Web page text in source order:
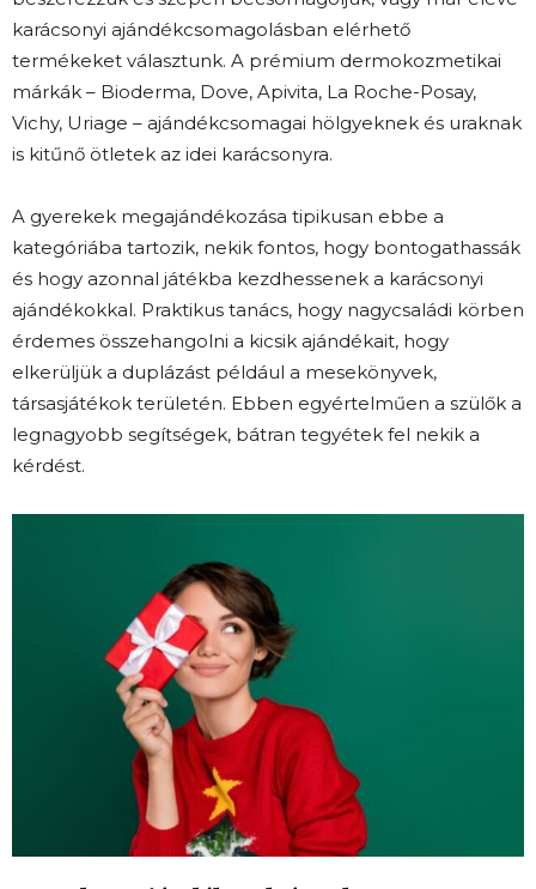
karácsonyi ajándékcsomagolásban elérhető
termékeket választunk. A prémium dermokozmetikai
márkák – Bioderma, Dove, Apivita, La Roche-Posay,
Vichy, Uriage – ajándékcsomagai hölgyeknek és uraknak
is kitűnő ötletek az idei karácsonyra.
A gyerekek megajándékozása tipikusan ebbe a
kategóriába tartozik, nekik fontos, hogy bontogathassák
és hogy azonnal játékba kezdhessenek a karácsonyi
ajándékokkal. Praktikus tanács, hogy nagycsaládi körben
érdemes összehangolni a kicsik ajándékait, hogy
elkerüljük a duplázást például a mesekönyvek,
társasjátékok területén. Ebben egyértelműen a szülők a
legnagyobb segítségek, bátran tegyétek fel nekik a
kérdést.